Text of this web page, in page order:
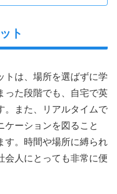
ト
トは、場所を選ばずに学
った段階でも、自宅で英
。また、リアルタイムで
ケーションを図ること
す。時間や場所に縛られ
会人にとっても非常に便